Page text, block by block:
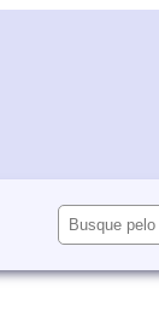
Pesquisar